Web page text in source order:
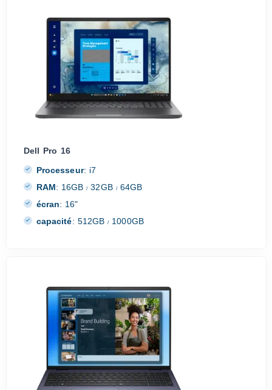
Dell Pro 16
Processeur: i7
RAM: 16GB/ 32GB /64GB
écran: 16"
capacité: 512GB/ 1000GB